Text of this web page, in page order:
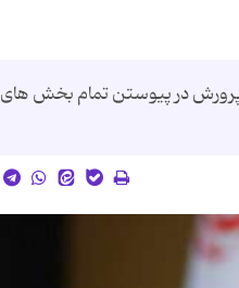
در پیوستن تمام بخش های